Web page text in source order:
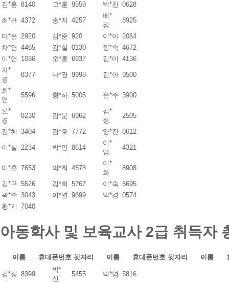
김*훈 8140 고*훈 9559 박*찬 0628
최*규 4372 송*지 4257
배*
정
8925
마*은 2920 심*준 920 이*야 2064
차*연 4465 김*철 0130 장*숙 4672
이*연
1036 오*훈 6937 김*미 4136
차*
경
8377 나*경 9998 김*아 9500
최*
연
5596 황*하 5005 은*주 3900
오*
경
8230 김*분 6962
김*
정
2505
김*혜 3404 김*호 7772 양*진 0612
이*실 2234 박*민 8614
이*
영
4321
이*훈 7653 박*희 4578
이*
화
8908
김*구 5526 김*희 5767 이*숙 5695
곽*수 3043 이*연 9699 박*경 0574
황*기 7040
아동학사 및 보육교사 2급 취득자
이름 휴대폰번호 뒷자리 이름 휴대폰번호 뒷자리 이름
김*정 8399
박*
신
5455 박*영 5816